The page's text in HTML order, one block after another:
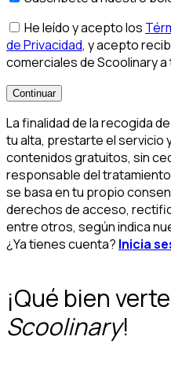
He leído y acepto los
de Privacidad, y acepto
comerciales de Scoolinary
Continuar
La finalidad de la recogida
tu alta, prestarte el servicio
contenidos gratuitos, sin
responsable del
se basa en tu propio
derechos de acceso,
entre otros, según indica
¿Ya tienes cuenta? Inicia
¡Qué bien
Scoolinary!